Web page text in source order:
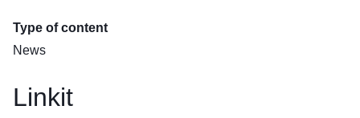
Type of content
News
Linkit